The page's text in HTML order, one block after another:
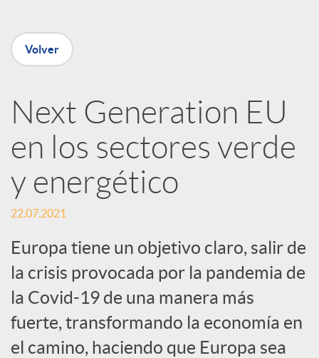
n
R
e
d
e
s
S
Volver
Next Generation EU
en los sectores verde
y energético
22.07.2021
Europa tiene un objetivo claro, salir de
la crisis provocada por la pandemia de
la Covid-19 de una manera más
fuerte, transformando la economía en
el camino, haciendo que Europa sea